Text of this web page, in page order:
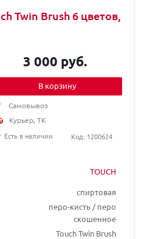
Twin Brush 6 цветов,
TOUCH
спиртовая
перо-кисть / перо
скошенное
Touch Twin Brush
3 000 руб.
В корзину
Самовывоз
Курьер, ТК
Есть в наличии
Код: 1200624